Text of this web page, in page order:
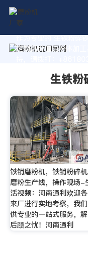
作为专业的 生铁粉碎
定制高价值的粉体加工
生铁粉
铁销磨粉机，铁销粉碎
磨粉生产线，操作现场-
活视频：河南通利欢迎
来厂进行实地考察，我
供专业的一站式服务，
后顾之忧！河南通利